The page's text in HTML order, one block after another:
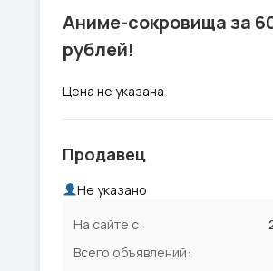
Аниме-сокровища за
рублей!
Цена не указана
Продавец
Не указано
На сайте с:
Всего объявлений: